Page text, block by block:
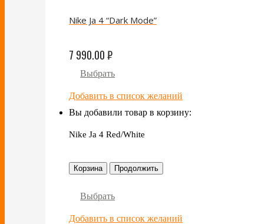
Nike Ja 4 “Dark Mode”
7 990.00₽
Выбрать
Добавить в список желаний
Вы добавили товар в корзину:
Nike Ja 4 Red/White
Корзина Продолжить
Выбрать
Добавить в список желаний